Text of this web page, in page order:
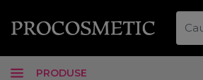
PRODUSE